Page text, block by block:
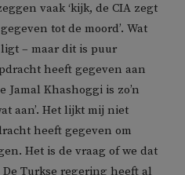
vaak ‘kijk, de CIA zegt
tot de moord’. Wat
– maar dit is puur
heeft gegeven aan
Jamal Khashoggi is zo’n
aan’. Het lijkt mij niet
heeft gegeven om
Het is de vraag of we dat
Turkse regering heeft al